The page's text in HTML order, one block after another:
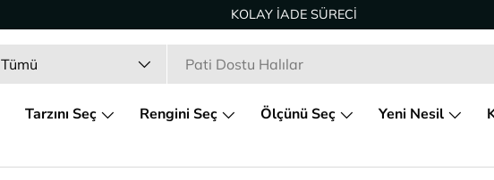
KOLAY İADE SÜRECİ
Tümü
Tarzını Seç Rengini Seç Ölçünü Seç Yeni Nesil